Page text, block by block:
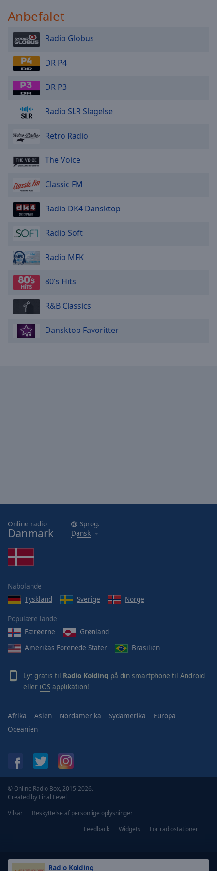
Radio Kolding
Anbefalet
Radio Globus
DR P4
DR P3
Radio SLR Slagelse
Retro Radio
The Voice
Classic FM
Radio DK4 Dansktop
Radio Soft
Radio MFK
80's Hits
R&B Classics
Dansktop Favoritter
Online radio
Danmark
Sprog:
Dansk
Nabolande
Tyskland
Sverige Norge
Populære lande
Færøerne
Grønland
Amerikas Forenede Stater
Brasilien
Lyt gratis til Radio Kolding på din smartphone til Android
eller iOS applikation!
Afrika Asien Nordamerika Sydamerika
Europa
Oceanien
© Online Radio Box, 2015-2026.
Created by Final Level
Vilkår
Beskyttelse af personlige oplysninger
Feedback
Widgets For radiostationer